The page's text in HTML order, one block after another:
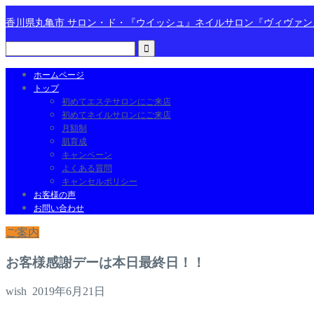
香川県丸亀市 サロン・ド・『ウイッシュ』ネイルサロン『ヴィヴァ
ホームページ
トップ
初めてエステサロンにご来店
初めてネイルサロンにご来店
月額制
肌育成
キャンペーン
よくある質問
キャンセルポリシー
お客様の声
お問い合わせ
ご案内
お客様感謝デーは本日最終日！！
wish 2019年6月21日